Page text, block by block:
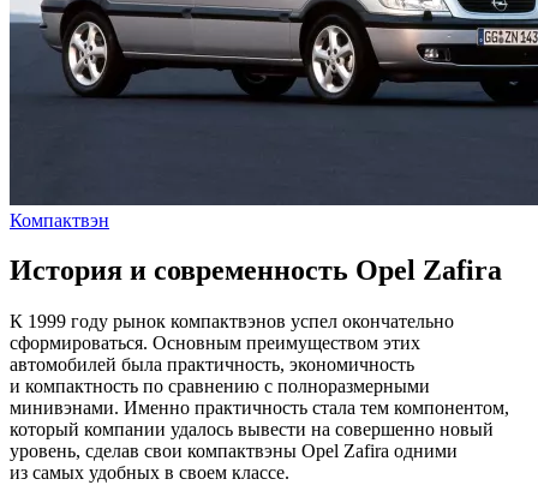
Компактвэн
История и современность Opel Zafira
К 1999 году рынок компактвэнов успел окончательно
сформироваться. Основным преимуществом этих
автомобилей была практичность, экономичность
и компактность по сравнению с полноразмерными
минивэнами. Именно практичность стала тем компонентом,
который компании удалось вывести на совершенно новый
уровень, сделав свои компактвэны Opel Zafira одними
из самых удобных в своем классе.